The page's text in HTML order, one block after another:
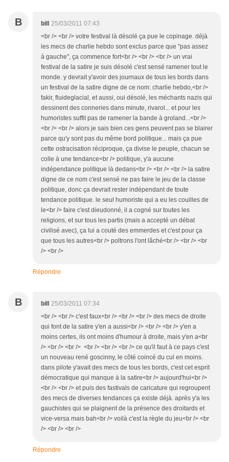
B bill
25/03/2011 07:43
<br /> <br /> votre festival là désolé ça pue le copinage. déjà
les mecs de charlie hebdo sont exclus parce que "pas assez
à gauche", ça commence fort<br /> <br /> <br /> un vrai
festival de la satire je suis désolé c'est sensé ramener tout le
monde. y devrait y'avoir des journaux de tous les bords dans
un festival de la satire digne de ce nom: charlie hebdo,<br />
fakir, fluideglacial, et aussi, oui désolé, les méchants nazis qui
dessinent des conneries dans minute, rivarol... et pour les
humoristes suffit pas de ramener la bande à groland...<br />
<br /> <br /> alors je sais bien ces gens peuvent pas se blairer
parce qu'y sont pas du même bord politique... mais ça pue
cette ostracisation réciproque, ça divise le peuple, chacun se
colle à une tendance<br /> politique, y'a aucune
indépendance politique là dedans<br /> <br /> <br /> la satire
digne de ce nom c'est sensé ne pas faire le jeu de la classe
politique, donc ça devrait rester indépendant de toute
tendance politique. le seul humoriste qui a eu les couilles de
le<br /> faire c'est dieudonné, il a cogné sur toutes les
religions, et sur tous les partis (mais a accepté un débat
civilisé avec), ça lui a couté des emmerdes et c'est pour ça
que tous les autres<br /> poltrons l'ont lâché<br /> <br /> <br
/> <br />
Répondre
B bill
25/03/2011 07:34
<br /> <br /> c'est faux<br /> <br /> <br /> des mecs de droite
qui font de la satire y'en a aussi<br /> <br /> <br /> y'en a
moins certes, ils ont moins d'humour à droite, mais y'en a<br
/> <br /> <br /> <br /> <br /> <br /> ce qu'il faut à ce pays c'est
un nouveau rené goscinny, le côté coincé du cul en moins.
dans pilote y'avait des mecs de tous les bords, c'est cet esprit
démocratique qui manque à la satire<br /> aujourd'hui<br />
<br /> <br /> et puis des fastivals de caricature qui regroupent
des mecs de diverses tendances ça existe déjà. après y'a les
gauchistes qui se plaignent de la présence des droitards et
vice-versa mais bah<br /> voilà c'est la règle du jeu<br /> <br
/> <br /> <br />
Répondre